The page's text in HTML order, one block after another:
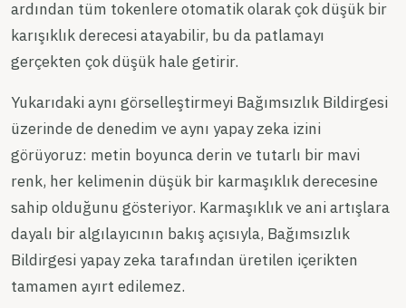
ardından tüm tokenlere otomatik olarak çok düşük bir
karışıklık derecesi atayabilir, bu da patlamayı
gerçekten çok düşük hale getirir.
Yukarıdaki aynı görselleştirmeyi Bağımsızlık Bildirgesi
üzerinde de denedim ve aynı yapay zeka izini
görüyoruz: metin boyunca derin ve tutarlı bir mavi
renk, her kelimenin düşük bir karmaşıklık derecesine
sahip olduğunu gösteriyor. Karmaşıklık ve ani artışlara
dayalı bir algılayıcının bakış açısıyla, Bağımsızlık
Bildirgesi yapay zeka tarafından üretilen içerikten
tamamen ayırt edilemez.